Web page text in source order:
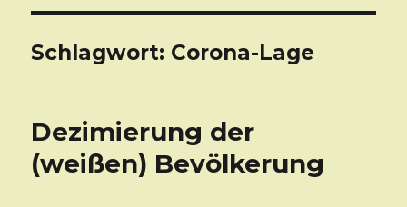
Schlagwort: Corona-Lage
Dezimierung der
(weißen) Bevölkerung